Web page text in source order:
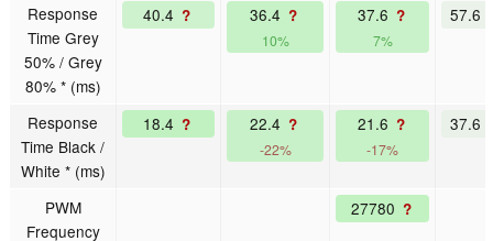
Response
Time Grey
50% / Grey
80% * (ms)
40.4 ? 36.4 ?
10%
37.6 ?
7%
57.6
Response
Time Black /
White * (ms)
18.4 ? 22.4 ?
-22%
21.6 ?
-17%
37.6
PWM
Frequency
27780 ?